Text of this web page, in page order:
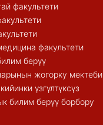
факультети
факультети
берүү
жогорку мектеби
үзгүлтүксүз
билим берүү борбору